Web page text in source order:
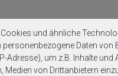
und ähnliche
personenbezogene Daten von
Adresse), um z.B. Inhalte und
Medien von Drittanbietern